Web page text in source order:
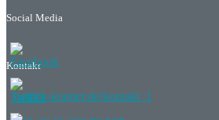
Social Media
Kontakt
patrick-kramer.de/kontakt_1